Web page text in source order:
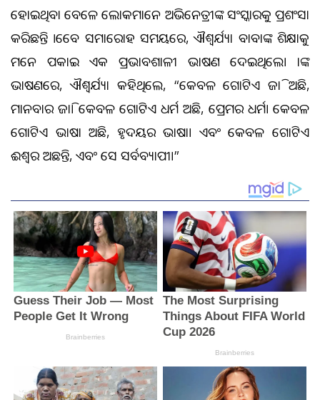
ହୋଇଥିବା ବେଳେ ଲୋକମାନେ ଅଭିନେତ୍ରୀଙ୍କ ସଂସ୍କାରକୁ ପ୍ରଶଂସା
କରିଛନ୍ତି ।ତେବେ ସମାରୋହ ସମୟରେ, ଐଶ୍ୱର୍ଯ୍ୟା ବାବାଙ୍କ ଶିକ୍ଷାକୁ
ମନେ ପକାଇ ଏକ ପ୍ରଭାବଶାଳୀ ଭାଷଣ ଦେଇଥିଲେ। ତାଙ୍କ
ଭାଷଣରେ, ଐଶ୍ୱର୍ଯ୍ୟା କହିଥିଲେ, “କେବଳ ଗୋଟିଏ ଜାତି ଅଛି,
ମାନବତାର ଜାତି। କେବଳ ଗୋଟିଏ ଧର୍ମ ଅଛି, ପ୍ରେମର ଧର୍ମ। କେବଳ
ଗୋଟିଏ ଭାଷା ଅଛି, ହୃଦୟର ଭାଷା। ଏବଂ କେବଳ ଗୋଟିଏ
ଈଶ୍ୱର ଅଛନ୍ତି, ଏବଂ ସେ ସର୍ବବ୍ୟାପୀ।”